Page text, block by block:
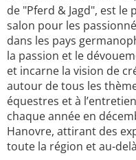
de "Pferd & Jagd", est
salon pour les
dans les pays
la passion et le
et incarne la vision de
autour de tous les
équestres et à
chaque année en
Hanovre, attirant des
toute la région et au-